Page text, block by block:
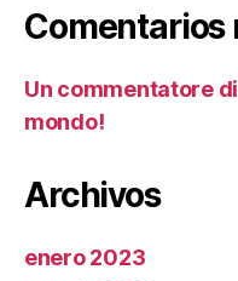
Comentarios
Un commentatore
mondo!
Archivos
enero 2023